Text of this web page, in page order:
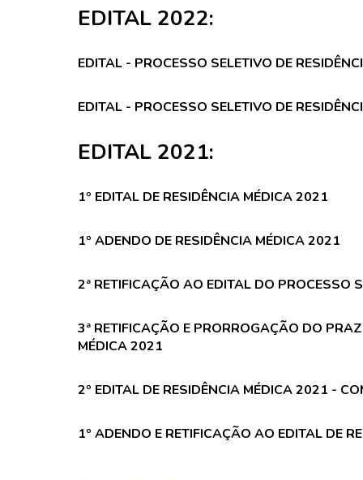
EDITAL 2022:
EDITAL - PROCESSO SELETIVO DE
EDITAL - PROCESSO SELETIVO DE
EDITAL 2021:
1º EDITAL DE RESIDÊNCIA MÉDICA 2021
1º ADENDO DE RESIDÊNCIA MÉDICA 2021
2ª RETIFICAÇÃO AO EDITAL DO PROCESSO
3ª RETIFICAÇÃO E PRORROGAÇÃO DO
MÉDICA 2021
2º EDITAL DE RESIDÊNCIA MÉDICA 2021 -
1º ADENDO E RETIFICAÇÃO AO EDITAL DE